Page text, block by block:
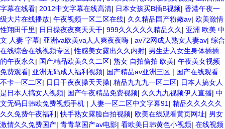
字幕在线看| 2012中文字幕在线高清| 日本女孩买B插B视频| 香港午夜一
级大片在线播放| 午夜视频一区二区在线| 久久精品国产粉嫩av| 欧美激情
性翔田千里| 日日操夜夜爽天天干| 999久久久久久精品久久 | 亚洲 欧美 中
文 人妻 字幕| 亚洲va欧美va人人爽夜夜嗨 | av72网成人熟女人妻av| 综合
在线综合在线视频专区|性感美女露出久久内射| 男生进入女生身体插插
的午夜永久 | 国产精品欧美久久二区| 熟女 自拍偷拍 欧美| 午夜美女视频
免费观看| 亚洲无码成人福利视频| 国产精品av亚洲三区 | 国产在线观看
不卡一区二区| 日日干夜夜操天天操| 精品九九九一区二区| 日本人搞女人
是日本人搞女人视频| 国产午夜精品免费视频| 久久九九视频伊人直播| 中
文无码日韩欧免费视频手机 | 人妻一区二区中文字幕91 | 精品久久久久久
久久免费午夜福利 |快手熟女露脸自拍视频| 欧美在线观看黄页网址| 男女
激情久久免费国产| 青青草国产av电影| 看欧美日韩黄色小视频| 在线视频